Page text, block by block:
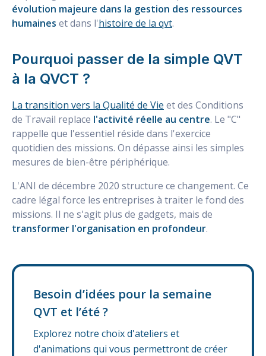
évolution majeure dans la gestion des ressources
humaines et dans l'histoire de la qvt.
Pourquoi passer de la simple QVT
à la QVCT ?
La transition vers la Qualité de Vie et des Conditions
de Travail replace l'activité réelle au centre. Le "C"
rappelle que l'essentiel réside dans l'exercice
quotidien des missions. On dépasse ainsi les simples
mesures de bien-être périphérique.
L'ANI de décembre 2020 structure ce changement. Ce
cadre légal force les entreprises à traiter le fond des
missions. Il ne s'agit plus de gadgets, mais de
transformer l'organisation en profondeur.
Besoin d’idées pour la semaine
QVT et l’été ?
Explorez notre choix d'ateliers et
d'animations qui vous permettront de créer